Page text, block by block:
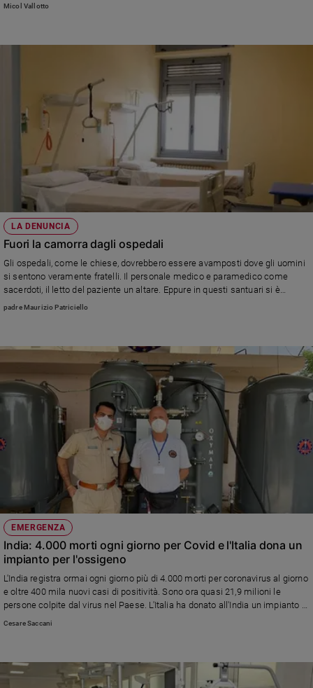
streaming
Libri
Musica
Famiglia
educazione
Genitori
e
Nonni
Coppia
Scuola
Bioetica
Vai
Riflessioni
Foto
Video
Podcast
Privacy
Micol Vallotto
LA DENUNCIA
Fuori la camorra dagli ospedali
Gli ospedali, come le chiese, dovrebbero essere avamposti dove gli uomini
si sentono veramente fratelli. Il personale medico e paramedico come
sacerdoti, il letto del paziente un altare. Eppure in questi santuari si è
intrufolata l’asfissiante mano dei clan (di Maurizio Patriciello)
padre Maurizio Patriciello
EMERGENZA
India: 4.000 morti ogni giorno per Covid e l'Italia dona un
impianto per l'ossigeno
L'India registra ormai ogni giorno più di 4.000 morti per coronavirus al giorno
e oltre 400 mila nuovi casi di positività. Sono ora quasi 21,9 milioni le
persone colpite dal virus nel Paese. L'Italia ha donato all'India un impianto di
produzione di ossigeno a supporto dell'emergenza Coronavirus. Il parere
Cesare Saccani